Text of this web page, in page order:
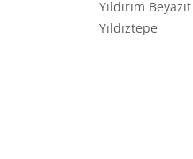
Yıldırım Beyazıt
Yıldıztepe